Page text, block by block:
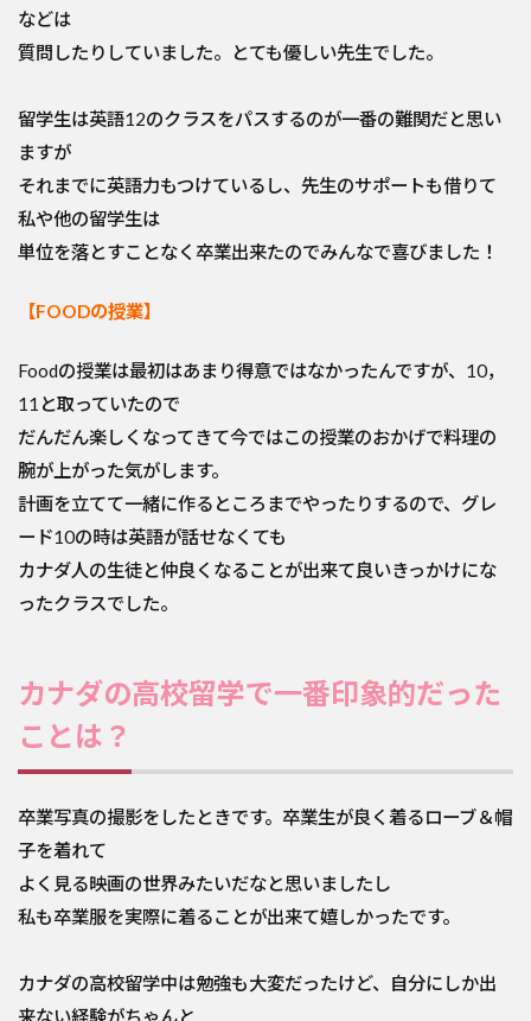
などは
質問したりしていました。とても優しい先生でした。
留学生は英語12のクラスをパスするのが一番の難関だと思い
ますが
それまでに英語力もつけているし、先生のサポートも借りて
私や他の留学生は
単位を落とすことなく卒業出来たのでみんなで喜びました！
【FOODの授業】
Foodの授業は最初はあまり得意ではなかったんですが、10，
11と取っていたので
だんだん楽しくなってきて今ではこの授業のおかげで料理の
腕が上がった気がします。
計画を立てて一緒に作るところまでやったりするので、グレ
ード10の時は英語が話せなくても
カナダ人の生徒と仲良くなることが出来て良いきっかけにな
ったクラスでした。
カナダの高校留学で一番印象的だった
ことは？
卒業写真の撮影をしたときです。卒業生が良く着るローブ＆帽
子を着れて
よく見る映画の世界みたいだなと思いましたし
私も卒業服を実際に着ることが出来て嬉しかったです。
カナダの高校留学中は勉強も大変だったけど、自分にしか出
来ない経験がちゃんと